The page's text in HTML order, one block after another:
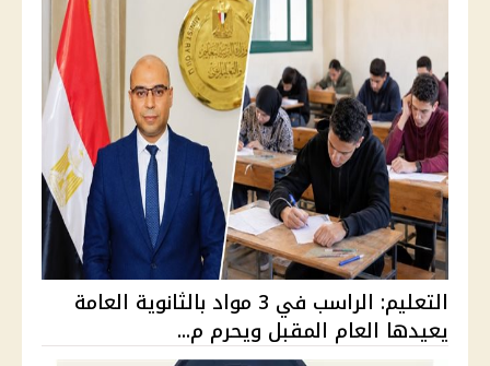
التعليم: الراسب في 3 مواد بالثانوية العامة
يعيدها العام المقبل ويحرم م...